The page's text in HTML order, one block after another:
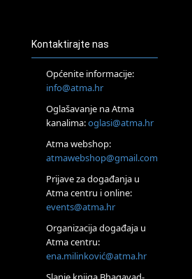
Pjesma srca / Zagreb
Tečaj Višeg Vodstva, razvijanja
Online
Postanite Nositelj Vibracije Nove
Visoko
Alemka Dauskardt – Jednodnevna
konstelacija
Zagreb
HOD PO ŽERAVICI – Seminar koji
SoulFest – Festival glazbe, mudrosti i
Zagreb
Kontaktirajte nas
Općenite informacije:
info@atma.hr
Oglašavanje na Atma
kanalima:oglasi@atma.hr
Atma webshop:
atmawebshop@gmail.com
Prijave za događanja u
Atma centru i online:
events@atma.hr
Organizacija događaja u
Atma centru:
ena.milinković@atma.hr